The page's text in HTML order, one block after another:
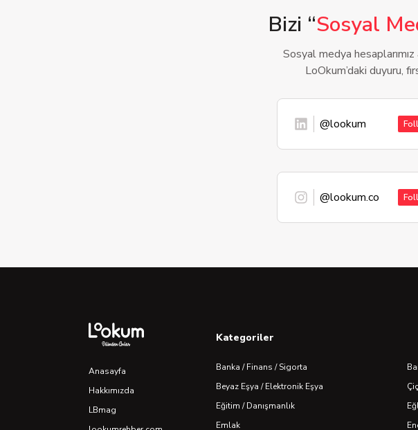
Bizi “Sosyal
Sosyal medya
LoOkum’daki duyuru,
@lookum
@lookum.co
Anasayfa
Hakkımızda
LBmag
Kategoriler
Banka / Finans / Sigorta
Beyaz Eşya / Elektronik Eşya
Eğitim / Danışmanlık
Emlak